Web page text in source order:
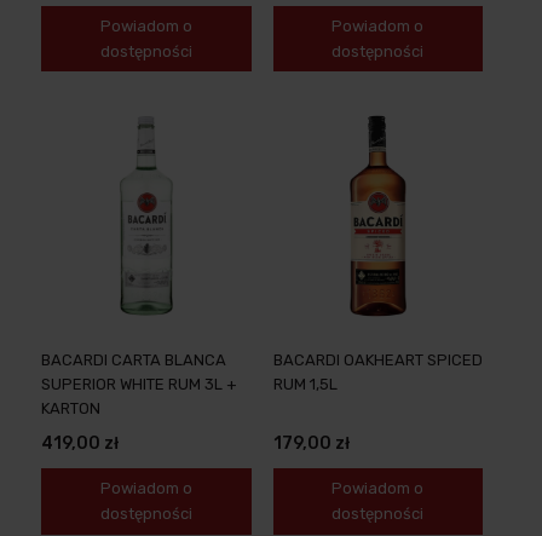
Powiadom o
dostępności
Powiadom o
dostępności
BACARDI CARTA BLANCA
SUPERIOR WHITE RUM 3L +
KARTON
419,00 zł
Powiadom o
dostępności
BACARDI OAKHEART SPICED
RUM 1,5L
179,00 zł
Powiadom o
dostępności